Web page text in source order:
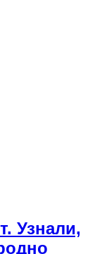
Узнали,